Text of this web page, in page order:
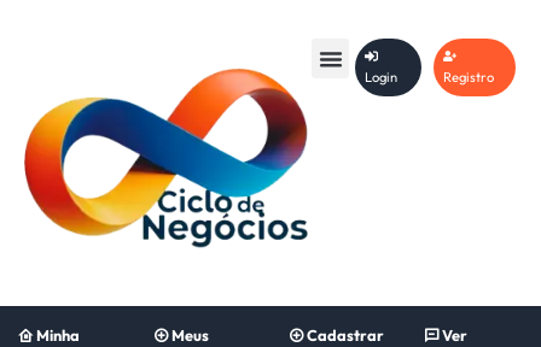
Login Registro
Minha
Meus
Cadastrar
Ver